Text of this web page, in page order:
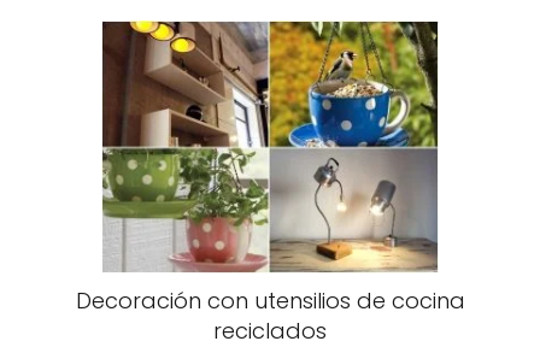
Decoración con utensilios de cocina
reciclados